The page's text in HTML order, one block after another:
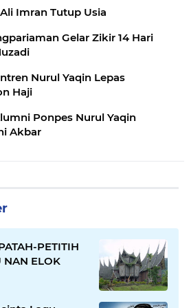
Imran Tutup Usia
Gelar Zikir 14 Hari
Nurul Yaqin Lepas
Haji
Ponpes Nurul Yaqin
Akbar
PETITIH
NAN ELOK